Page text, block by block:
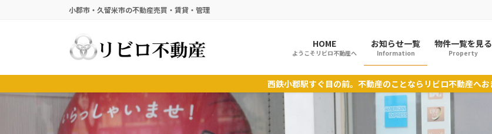
に
移
ョ
ン
小郡市・久留米市の不動産売買・賃貸・管理
HOME
ようこそリビロ不動産へ
お知らせ一覧
Information
物件一覧を見る
Property
西鉄小郡駅すぐ目の前。不動産のことならリビロ不動産へお